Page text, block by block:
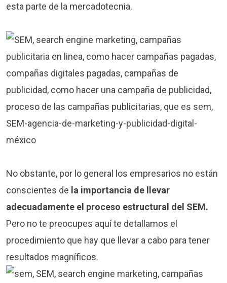
esta parte de la mercadotecnia.
No obstante, por lo general los empresarios no están
conscientes de la importancia de llevar
adecuadamente el proceso estructural del SEM.
Pero no te preocupes aquí te detallamos el
procedimiento que hay que llevar a cabo para tener
resultados magníficos.